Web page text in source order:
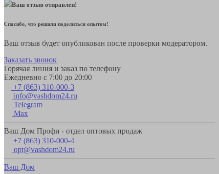
Ваш отзыв отправлен!
Спасибо, что решили поделиться опытом!
Ваш отзыв будет опубликован после проверки модератором.
Заказать звонок
Горячая линия и заказ по телефону
Ежедневно с 7:00 до 20:00
+7 (863) 310-000-3
info@vashdom24.ru
Telegram
Max
Ваш Дом Профи - отдел оптовых продаж
+7 (863) 310-000-4
opt@vashdom24.ru
Ваш Дом